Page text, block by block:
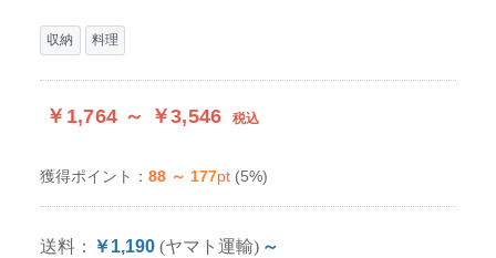
収納 料理
￥1,764 ～ ￥3,546 税込
獲得ポイント： 88 ～ 177pt (5%)
送料： ￥1,190 (ヤマト運輸) ～